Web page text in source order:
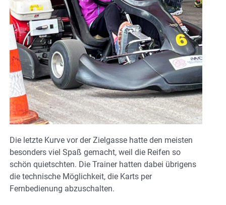
Die letzte Kurve vor der Zielgasse hatte den meisten
besonders viel Spaß gemacht, weil die Reifen so
schön quietschten. Die Trainer hatten dabei übrigens
die technische Möglichkeit, die Karts per
Fernbedienung abzuschalten.